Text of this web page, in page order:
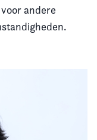
andere